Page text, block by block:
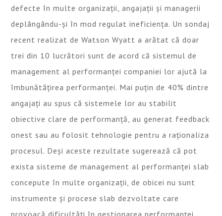
defecte în multe organizații, angajații și managerii
deplângându-și în mod regulat ineficiența. Un sondaj
recent realizat de Watson Wyatt a arătat că doar
trei din 10 lucrători sunt de acord că sistemul de
management al performanței companiei lor ajută la
îmbunătățirea performanței. Mai puțin de 40% dintre
angajați au spus că sistemele lor au stabilit
obiective clare de performanță, au generat feedback
onest sau au folosit tehnologie pentru a raționaliza
procesul. Deși aceste rezultate sugerează că pot
exista sisteme de management al performanței slab
concepute în multe organizații, de obicei nu sunt
instrumente și procese slab dezvoltate care
provoacă dificultăți în gestionarea performanței.